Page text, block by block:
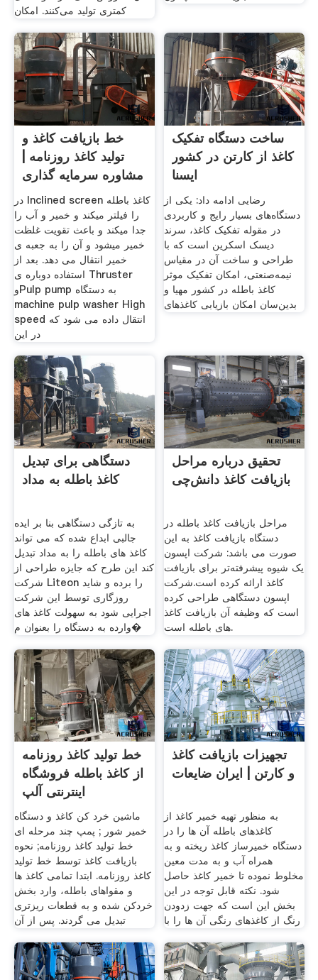
کمتری تولید می‌کنند. امکان
خط بازیافت کاغذ و
تولید کاغذ روزنامه |
مشاوره سرمایه گذاری
در Inclined screen کاغذ باطله
را فیلتر میکند و خمیر و آب را
جدا میکند و باعث تقویت غلظت
خمیر میشود و آن را به جعبه ی
خمیر انتقال می دهد. بعد از
استفاده دوباره ی Thruster
وPulp pump به دستگاه
machine pulp washer High
speed انتقال داده می شود که
در این
ساخت دستگاه تفکیک
کاغذ از کارتن در کشور
ایسنا
رضایی ادامه داد: یکی از
دستگاه‌های بسیار رایج و کاربردی
در مقوله تفکیک کاغذ، سرند
دیسک اسکرین است که با
طراحی و ساخت آن در مقیاس
نیمه‌صنعتی، امکان تفکیک موثر
کاغذ باطله در کشور مهیا و
بدین‌سان امکان بازیابی کاغذهای
دستگاهی برای تبدیل
کاغذ باطله به مداد
به تازگی دستگاهی بنا بر ایده
جالبی ابداع شده که می تواند
کاغذ های باطله را به مداد تبدیل
کند این طرح که جایزه طراحی از
شرکت Liteon را برده و شاید
روزگاری توسط این شرکت
اجرایی شود به سهولت کاغذ های
وارده به دستگاه را بعنوان م�
تحقیق درباره مراحل
بازیافت کاغذ دانش‌چی
مراحل بازیافت کاغذ باطله در
دستگاه بازیافت کاغذ به این
صورت می باشد: شرکت اپسون
یک شیوه پیشرفته‌تر برای بازیافت
کاغذ ارائه کرده است.شرکت
اپسون دستگاهی طراحی کرده
است که وظیفه آن بازیافت کاغذ
های باطله است.
خط تولید کاغذ روزنامه
از کاغذ باطله فروشگاه
اینترنتی آلپ
ماشین خرد کن کاغذ و دستگاه
خمیر شور ; پمپ چند مرحله ای
خط تولید کاغذ روزنامه; نحوه
بازیافت کاغذ توسط خط تولید
کاغذ روزنامه. ابتدا تمامی کاغذ ها
و مقواهای باطله، وارد بخش
خردکن شده و به قطعات ریزتری
تبدیل می گردند. پس از آن
تجهیزات بازیافت کاغذ
و کارتن | ایران ضایعات
به منظور تهیه خمیر کاغذ از
کاغذهای باطله آن ها را در
دستگاه خمیرساز کاغذ ریخته و به
همراه آب و به مدت معین
مخلوط نموده تا خمیر کاغذ حاصل
شود. نکته قابل توجه در این
بخش این است که جهت زدودن
رنگ از کاغذهای رنگی آن ها را با